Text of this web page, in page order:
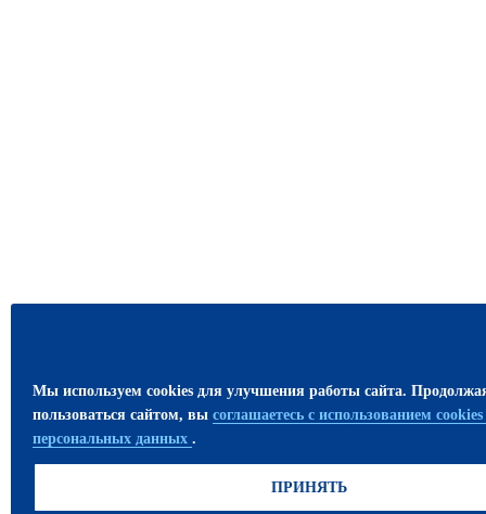
Мы используем cookies для улучшения работы сайта.
пользоваться сайтом, вы соглашаетесь с использованием cookies
персональных данных .
ПРИНЯТЬ